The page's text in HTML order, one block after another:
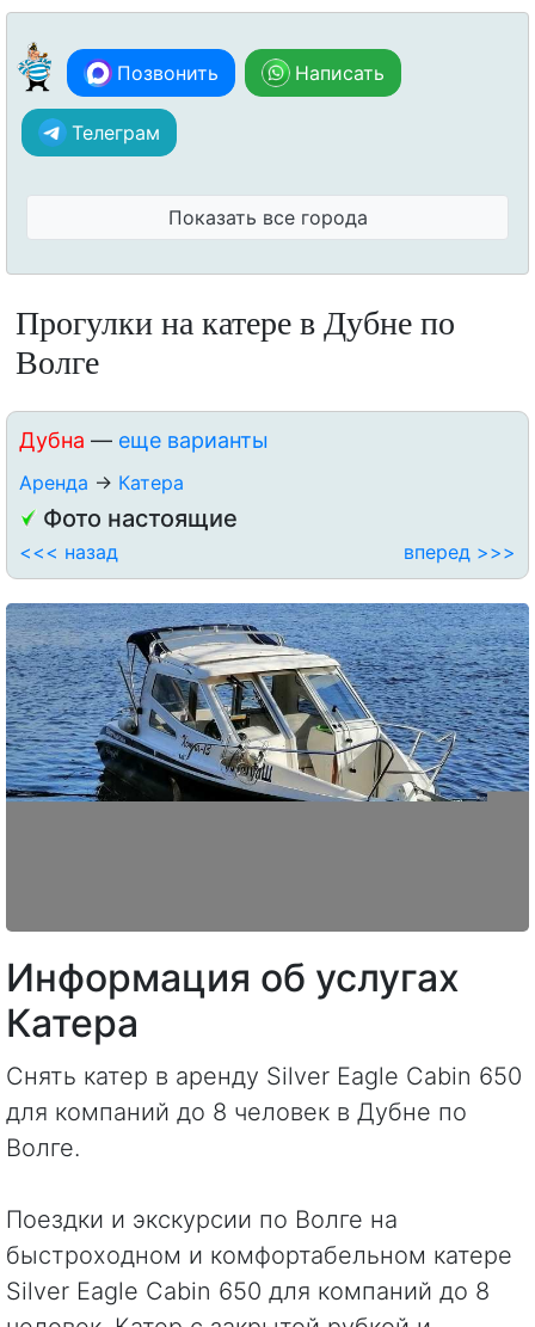
Позвонить Написать
Телеграм
Показать все города
Прогулки на катере в Дубне по
Волге
Дубна — еще варианты
Аренда → Катера
Фото настоящие
<<< назад вперед >>>
Информация об услугах
Катера
Снять катер в аренду Silver Eagle Cabin 650
для компаний до 8 человек в Дубне по
Волге.
Поездки и экскурсии по Волге на
быстроходном и комфортабельном катере
Silver Eagle Cabin 650 для компаний до 8